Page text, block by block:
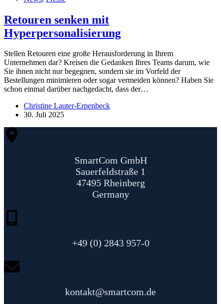
Retouren senken mit
Hyperpersonalisierung
Stellen Retouren eine große Herausforderung in Ihrem
Unternehmen dar? Kreisen die Gedanken Ihres Teams darum, wie
Sie ihnen nicht nur begegnen, sondern sie im Vorfeld der
Bestellungen minimieren oder sogar vermeiden können? Haben Sie
schon einmal darüber nachgedacht, dass der…
Christine Lauter-Erpenbeck
30. Juli 2025
SmartCom GmbH
Sauerfeldstraße 1
47495 Rheinberg
Germany
+49 (0) 2843 957-0
kontakt@smartcom.de